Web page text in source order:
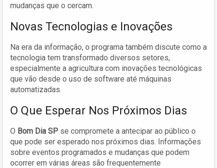
mudanças que o cercam.
Novas Tecnologias e Inovações
Na era da informação, o programa também discute como a
tecnologia tem transformado diversos setores,
especialmente a agricultura com inovações tecnológicas
que vão desde o uso de software até máquinas
automatizadas.
O Que Esperar Nos Próximos Dias
O Bom Dia SP se compromete a antecipar ao público o
que pode ser esperado nos próximos dias. Informações
sobre eventos programados e mudanças que podem
ocorrer em várias áreas são frequentemente